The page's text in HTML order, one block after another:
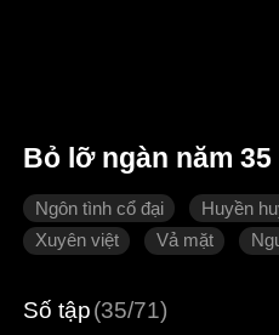
Bỏ lỡ ngàn năm 35
Ngôn tình cổ đại
Huyền
Xuyên việt
Vả mặt
Số tập(35/71)